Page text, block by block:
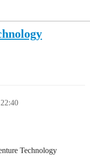
Technology